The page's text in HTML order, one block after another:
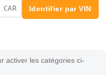
Identifier par VIN
activer les catégories ci-